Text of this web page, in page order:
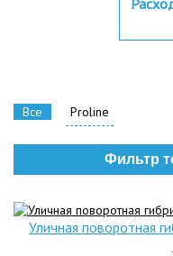
Все Proline
Фильтр
Уличная поворотная